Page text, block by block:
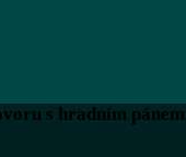
s hradním pánem